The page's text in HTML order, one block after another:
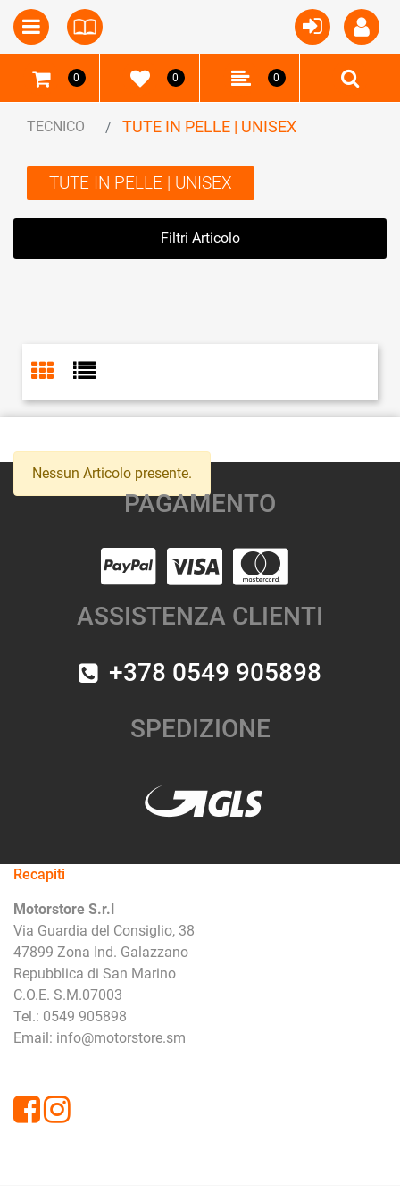
Open Open menu
0 0 0
TECNICO TUTE IN PELLE | UNISEX
TUTE IN PELLE | UNISEX
Filtri Articolo
Nessun Articolo presente.
PAGAMENTO
ASSISTENZA CLIENTI
+378 0549 905898
SPEDIZIONE
Recapiti
Motorstore S.r.l
Via Guardia del Consiglio, 38
47899 Zona Ind. Galazzano
Repubblica di San Marino
C.O.E. S.M.07003
Tel.: 0549 905898
Email: info@motorstore.sm
FacebookInstagram